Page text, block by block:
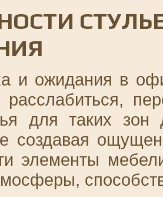
и ожидания в
расслабиться,
для таких зон
создавая
элементы